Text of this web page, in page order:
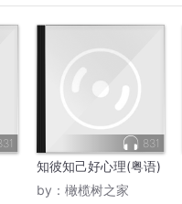
831
知彼知己好心理(粤语)
by： 橄榄树之家